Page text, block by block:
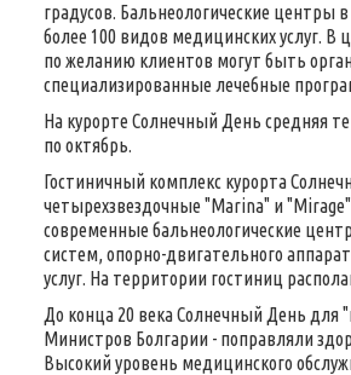
градусов. Бальнеологические центры
более 100 видов медицинских услуг. В
по желанию клиентов могут быть
специализированные лечебные
На курорте Солнечный День средняя
по октябрь.
Гостиничный комплекс курорта
четырехзвездочные "Marina" и
современные бальнеологические
систем, опорно-двигательного
услуг. На территории гостиниц
До конца 20 века Солнечный День
Министров Болгарии - поправляли
Высокий уровень медицинского